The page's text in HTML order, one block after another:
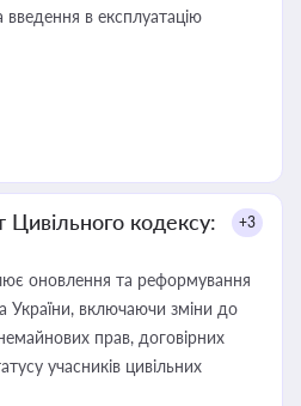
введення в експлуатацію
Цивільного кодексу:
+3
оновлення та реформування
України, включаючи зміни до
прав, договірних
учасників цивільних